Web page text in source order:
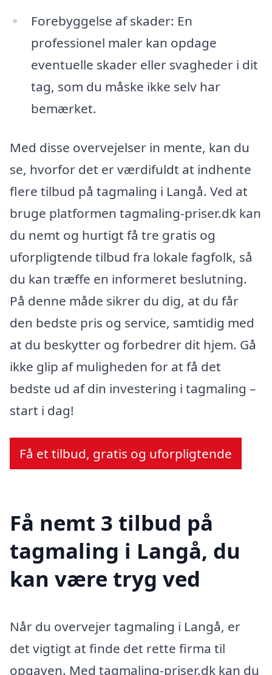
Forebyggelse af skader: En
professionel maler kan opdage
eventuelle skader eller svagheder i dit
tag, som du måske ikke selv har
bemærket.
Med disse overvejelser in mente, kan du
se, hvorfor det er værdifuldt at indhente
flere tilbud på tagmaling i Langå. Ved at
bruge platformen tagmaling-priser.dk kan
du nemt og hurtigt få tre gratis og
uforpligtende tilbud fra lokale fagfolk, så
du kan træffe en informeret beslutning.
På denne måde sikrer du dig, at du får
den bedste pris og service, samtidig med
at du beskytter og forbedrer dit hjem. Gå
ikke glip af muligheden for at få det
bedste ud af din investering i tagmaling –
start i dag!
Få et tilbud, gratis og uforpligtende
Få nemt 3 tilbud på
tagmaling i Langå, du
kan være tryg ved
Når du overvejer tagmaling i Langå, er
det vigtigt at finde det rette firma til
opgaven. Med tagmaling-priser.dk kan du